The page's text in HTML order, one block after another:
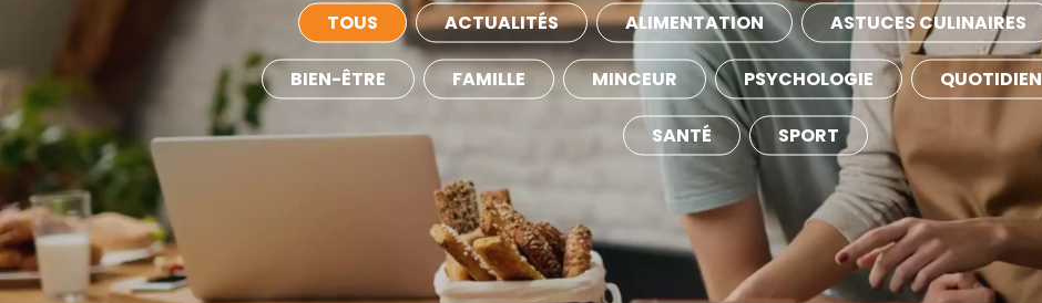
TOUS ACTUALITÉS ALIMENTATION ASTUCES CULINAIRES
BIEN-ÊTRE FAMILLE MINCEUR PSYCHOLOGIE QUOTIDIEN
SANTÉ SPORT